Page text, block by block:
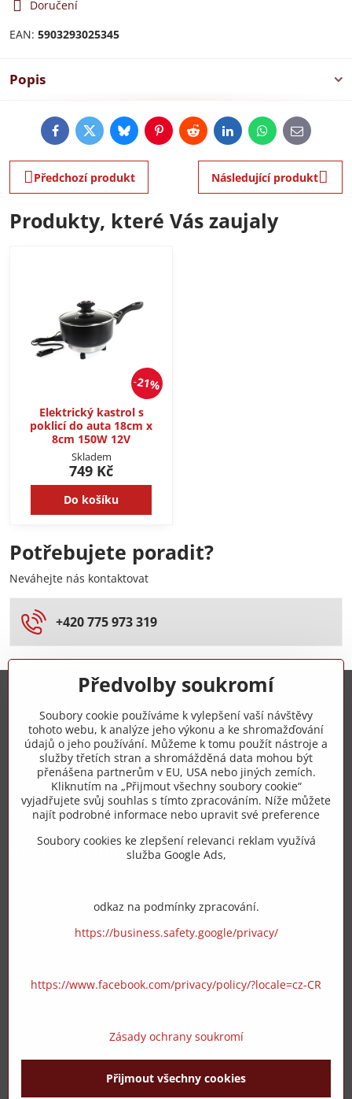
Doručení
EAN: 5903293025345
Popis
FacebookTwitterBlueskyPinterestRedditLinkedInWhatsApp
E-
mail
Předchozí produkt Následující produkt
Produkty, které Vás zaujaly
21%
Elektrický kastrol s
poklicí do auta 18cm x
8cm 150W 12V
Skladem
749 Kč
Do košíku
Potřebujete poradit?
Neváhejte nás kontaktovat
+420 775 973 319
+420 775 973 319
info​@zipzop​.cz
Objednávky
Vše k nákupu
©2026CopyrightPředvolby soukromíZásady ochrany soukromí
Předvolby soukromí
Soubory cookie používáme k vylepšení vaší návštěvy
tohoto webu, k analýze jeho výkonu a ke shromažďování
údajů o jeho používání. Můžeme k tomu použít nástroje a
služby třetích stran a shromážděná data mohou být
přenášena partnerům v EU, USA nebo jiných zemích.
Kliknutím na „Přijmout všechny soubory cookie“
vyjadřujete svůj souhlas s tímto zpracováním. Níže můžete
najít podrobné informace nebo upravit své preference
Soubory cookies ke zlepšení relevanci reklam využívá
služba Google Ads,
odkaz na podmínky zpracování.
https://business.safety.google/privacy/
https://www.facebook.com/privacy/policy/?locale=cz-CR
Zásady ochrany soukromí
Přijmout všechny cookies